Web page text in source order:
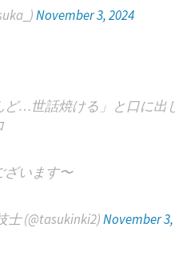
November 3, 2024
…世話焼ける」と口に出
ざいます〜
(@tasukinki2)November